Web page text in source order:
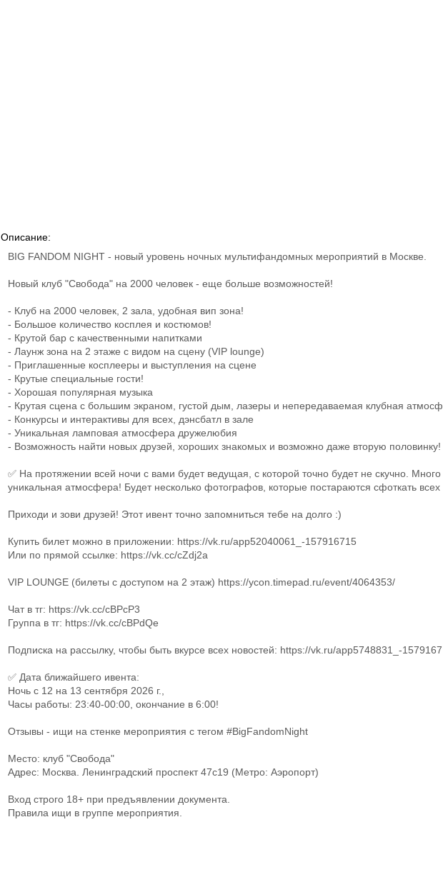
Описание:
BIG FANDOM NIGHT - новый уровень ночных мультифандомных мероприятий в Москве.
Новый клуб "Свобода" на 2000 человек - еще больше возможностей!
- Клуб на 2000 человек, 2 зала, удобная вип зона!
- Большое количество косплея и костюмов!
- Крутой бар с качественными напитками
- Лаунж зона на 2 этаже с видом на сцену (VIP lounge)
- Приглашенные косплееры и выступления на сцене
- Крутые специальные гости!
- Хорошая популярная музыка
- Крутая сцена с большим экраном, густой дым, лазеры и непередаваемая клубная
- Конкурсы и интерактивы для всех, дэнсбатл в зале
- Уникальная ламповая атмосфера дружелюбия
- Возможность найти новых друзей, хороших знакомых и возможно даже вторую половинку!
✅ На протяжении всей ночи с вами будет ведущая, с которой точно будет не скучно. Много
уникальная атмосфера! Будет несколько фотографов, которые постараются сфоткать
Приходи и зови друзей! Этот ивент точно запомниться тебе на долго :)
Купить билет можно в приложении: https://vk.ru/app52040061_-157916715
Или по прямой ссылке: https://vk.cc/cZdj2a
VIP LOUNGE (билеты с доступом на 2 этаж) https://ycon.timepad.ru/event/4064353/
Чат в тг: https://vk.cc/cBPcP3
Группа в тг: https://vk.cc/cBPdQe
Подписка на рассылку, чтобы быть вкурсе всех новостей: https://vk.ru/app5748831_-
✅ Дата ближайшего ивента:
Ночь с 12 на 13 сентября 2026 г.,
Часы работы: 23:40-00:00, окончание в 6:00!
Отзывы - ищи на стенке мероприятия с тегом #BigFandomNight
Место: клуб "Свобода"
Адрес: Москва. Ленинградский проспект 47с19 (Метро: Аэропорт)
Вход строго 18+ при предъявлении документа.
Правила ищи в группе мероприятия.